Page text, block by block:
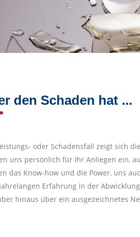
den Schaden hat ...
oder Schadensfall zeigt sich
uns persönlich für Ihr Anliegen ein,
das Know-how und die Power, uns
Erfahrung in der
hinaus über ein ausgezeichnetes